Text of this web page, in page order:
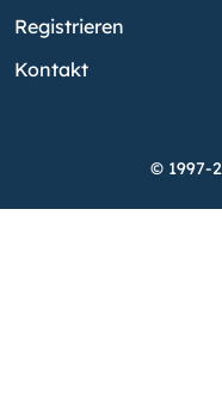
Registrieren
Kontakt
© 1997-